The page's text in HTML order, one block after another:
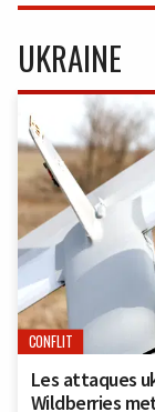
UKRAINE
CONFLIT
Les attaques
Wildberries